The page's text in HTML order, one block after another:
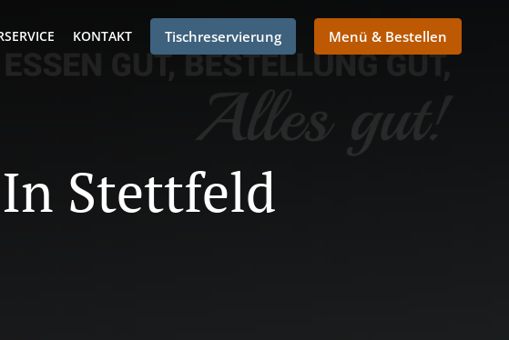
KONTAKT Tischreservierung Menü & Bestellen
Stettfeld